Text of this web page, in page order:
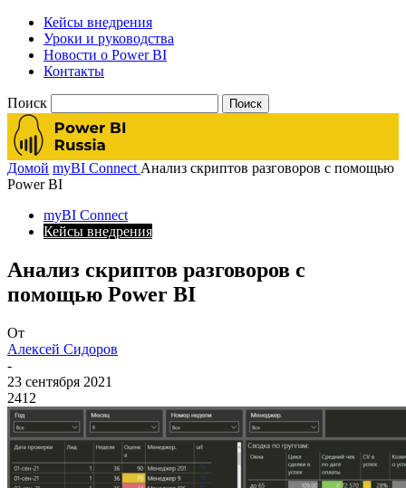
Кейсы внедрения
Уроки и руководства
Новости о Power BI
Контакты
Поиск
Домой myBI Connect Анализ скриптов разговоров с помощью
Power BI
myBI Connect
Кейсы внедрения
Анализ скриптов разговоров с
помощью Power BI
От
Алексей Сидоров
-
23 сентября 2021
2412